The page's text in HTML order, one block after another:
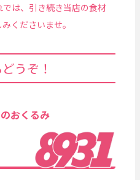
は、引き続き当店の食材
くださいませ。
うぞ！
おくるみ